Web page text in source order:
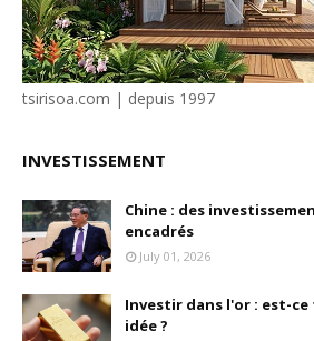
tsirisoa.com | depuis 1997
INVESTISSEMENT
Chine : des
encadrés
July 01, 2026
Investir dans l'or : est-
idée ?